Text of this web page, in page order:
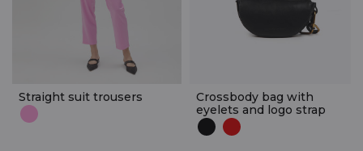
Straight suit trousers
Crossbody bag with
eyelets and logo strap